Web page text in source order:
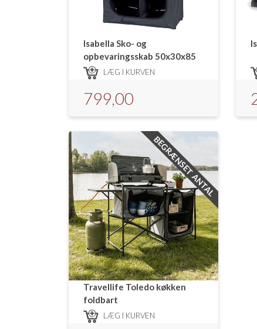
Isabella Sko- og
opbevaringsskab 50x30x85
cm
LÆG I KURVEN
799,00
Travellife Toledo køkken
foldbart
LÆG I KURVEN
BEGRÆNSET ANTAL